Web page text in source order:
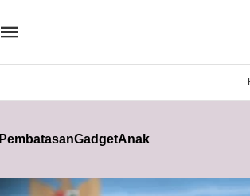
PembatasanGadgetAnak